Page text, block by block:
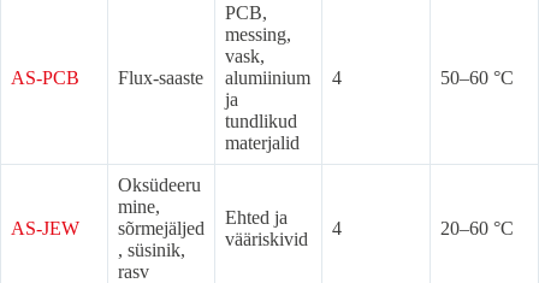
AS-PCB Flux-saaste
PCB,
messing,
vask,
alumiinium
ja
tundlikud
materjalid
4 50–60 °C
AS-JEW
Oksüdeeru
mine,
sõrmejäljed
, süsinik,
rasv
Ehted ja
vääriskivid
4 20–60 °C